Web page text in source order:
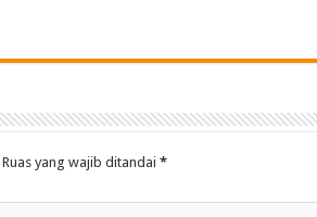
Ruas yang wajib ditandai *